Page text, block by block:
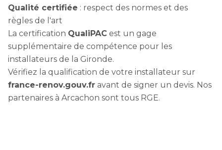
Qualité certifiée : respect des normes et des
règles de l'art
La certification QualiPAC est un gage
supplémentaire de compétence pour les
installateurs de la Gironde.
Vérifiez la qualification de votre installateur sur
france-renov.gouv.fr avant de signer un devis. Nos
partenaires à Arcachon sont tous RGE.